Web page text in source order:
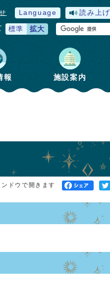
Language 読み上げ
標準 拡大
報 施設案内
ドウで開きます